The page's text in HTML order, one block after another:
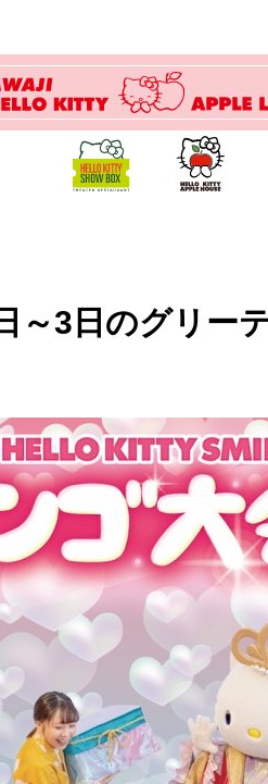
～3日のグリー